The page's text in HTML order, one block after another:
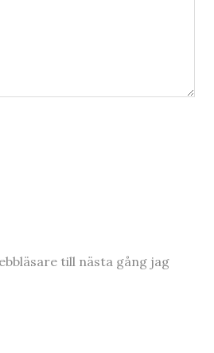
till nästa gång jag